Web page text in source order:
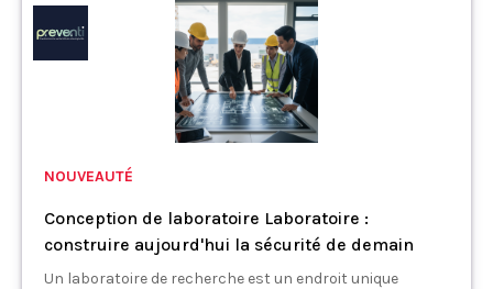
NOUVEAUTÉ
Conception de laboratoire Laboratoire :
construire aujourd'hui la sécurité de demain
Un laboratoire de recherche est un endroit unique